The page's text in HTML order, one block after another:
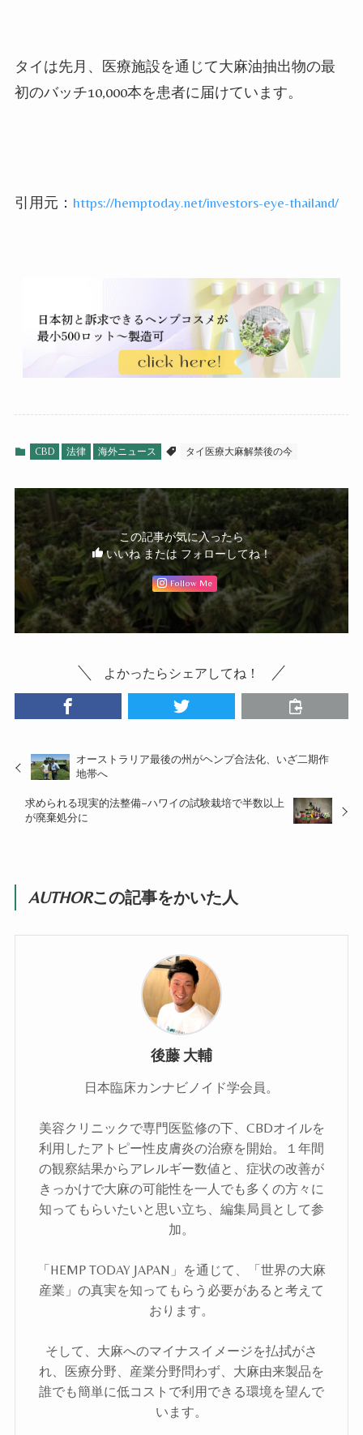
タイは先月、医療施設を通じて大麻油抽出物の最
初のバッチ10,000本を患者に届けています。
引用元： https://hemptoday.net/investors-eye-thailand/
CBD 法律 海外ニュース タイ医療大麻解禁後の今
この記事が気に入ったら
いいね または フォローしてね！
Follow Me
よかったらシェアしてね！
オーストラリア最後の州がヘンプ合法化、いざ二期作
地帯へ
求められる現実的法整備−ハワイの試験栽培で半数以上
が廃棄処分に
AUTHORこの記事をかいた人
後藤 大輔
日本臨床カンナビノイド学会員。
美容クリニックで専門医監修の下、CBDオイルを
利用したアトピー性皮膚炎の治療を開始。１年間
の観察結果からアレルギー数値と、症状の改善が
きっかけで大麻の可能性を一人でも多くの方々に
知ってもらいたいと思い立ち、編集局員として参
加。
「HEMP TODAY JAPAN」を通じて、「世界の大麻
産業」の真実を知ってもらう必要があると考えて
おります。
そして、大麻へのマイナスイメージを払拭がさ
れ、医療分野、産業分野問わず、大麻由来製品を
誰でも簡単に低コストで利用できる環境を望んで
います。